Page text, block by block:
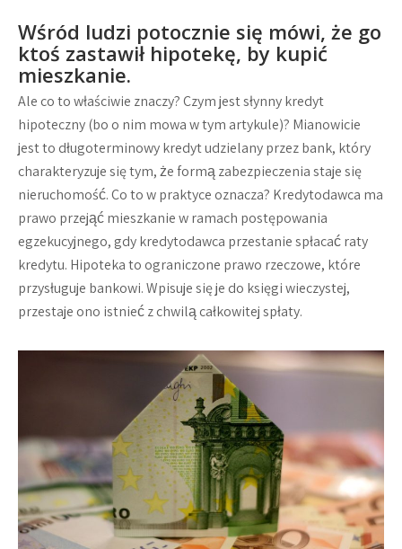
Wśród ludzi potocznie się mówi, że go
ktoś zastawił hipotekę, by kupić
mieszkanie.
Ale co to właściwie znaczy? Czym jest słynny kredyt
hipoteczny (bo o nim mowa w tym artykule)? Mianowicie
jest to długoterminowy kredyt udzielany przez bank, który
charakteryzuje się tym, że formą zabezpieczenia staje się
nieruchomość. Co to w praktyce oznacza? Kredytodawca ma
prawo przejąć mieszkanie w ramach postępowania
egzekucyjnego, gdy kredytodawca przestanie spłacać raty
kredytu. Hipoteka to ograniczone prawo rzeczowe, które
przysługuje bankowi. Wpisuje się je do księgi wieczystej,
przestaje ono istnieć z chwilą całkowitej spłaty.